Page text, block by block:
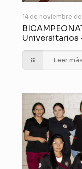
14 de noviembre
Universitarios
Leer